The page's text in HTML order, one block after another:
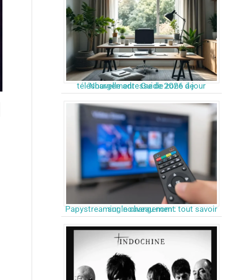
Nouvelle adresse de zone de téléchargement : Guide 2026 à jour
Papystreaming nouveau nom : tout savoir sur le changement